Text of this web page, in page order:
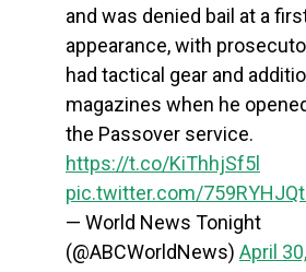
and was denied bail at a
appearance, with
had tactical gear and
magazines when he
the Passover service.
https://t.co/KiThhjSf5l
pic.twitter.com/
— World News Tonight
(@ABCWorldNews) April